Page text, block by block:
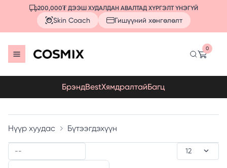
200,000₮ ДЭЭШ ХУДАЛДАН АВАЛТАД ХҮРГЭЛТ ҮНЭГҮЙ
Skin Coach Гишүүний хөнгөлөлт
0
БрэндBestХямдралтайБагц
Нүүр хуудас Бүтээгдэхүүн